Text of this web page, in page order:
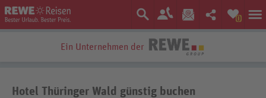
0
Bestpreis-Garantie
Ein Unternehmen der
Hotel Thüringer Wald günstig buchen